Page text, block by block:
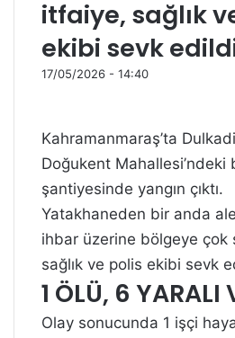
itfaiye, sağlık
ekibi sevk
17/05/2026 - 14:40
Kahramanmaraş’ta
Doğukent Mahallesi’ndeki
şantiyesinde yangın çıktı.
Yatakhaneden bir anda
ihbar üzerine bölgeye çok
sağlık ve polis ekibi sevk
1 ÖLÜ, 6 YARALI
Olay sonucunda 1 işçi